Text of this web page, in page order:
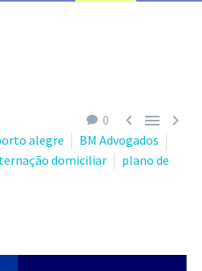
0   
alegre
BM Advogados
domiciliar
plano de